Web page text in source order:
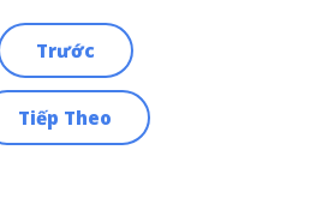
Trước
Tiếp Theo